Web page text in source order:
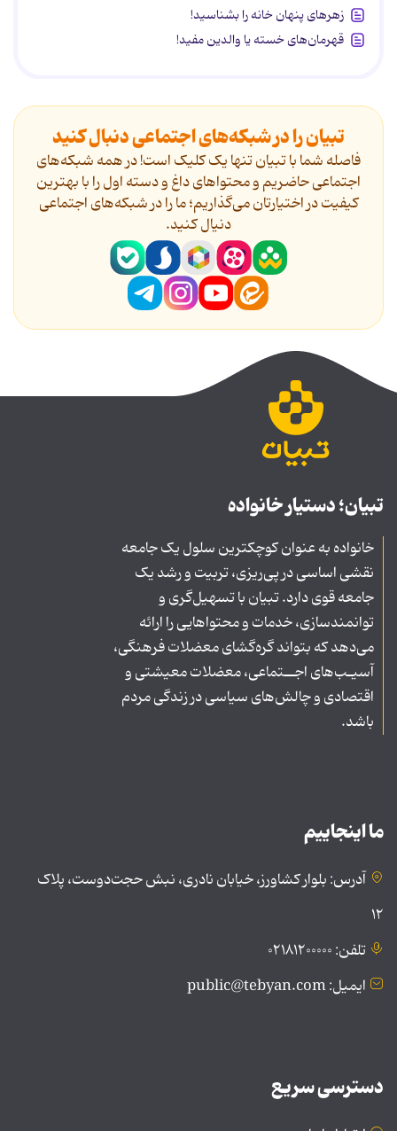
زهرهای پنهان خانه را بشناسید!
قهرمان‌های خسته یا والدین مفید!
تبیان را در شبکه‌های اجتماعی دنبال کنید
فاصله شما با تبیان تنها یک کلیک است! در همه شبکه‌های
اجتماعی حاضریم و محتواهای داغ و دسته اول را با بهترین
کیفیت در اختیارتان می‌گذاریم؛ ما را در شبکه‌های اجتماعی
دنیال کنید.
تبیان؛ دستیار خانواده
خانواده به عنوان کوچکترین سلول یک جامعه
نقشی اساسی در پی‌ریزی، تربیت و رشد یک
جامعه قوی دارد. تبیان با تسهیل‌گری و
توانمندسازی، خدمات و محتواهایی را ارائه
می‌دهد که بتواند گره‌گشای معضلات فرهنگی،
آسیـب‌های اجــتماعی، معضلات معیشتی و
اقتصادی و چالش‌های سیاسی در زندگی مردم
باشد.
ما اینجاییم
آدرس: بلوار کشاورز، خیابان نادری، نبش حجت‌دوست، پلاک
۱۲
تلفن: ۰۲۱۸۱۲۰۰۰۰۰
ایمیل: public@tebyan.com
دسترسی سریع